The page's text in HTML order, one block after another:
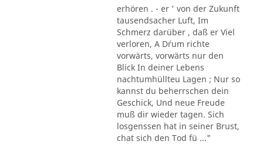
erhören . - er ' von der Zukunft
tausendsacher Luft, Im
Schmerz darüber , daß er Viel
verloren, A D´rum richte
vorwärts, vorwärts nur den
Blick In deiner Lebens
nachtumhüllteu Lagen ; Nur so
kannst du beherrschen dein
Geschick, Und neue Freude
muß dir wieder tagen. Sich
losgenssen hat in seiner Brust,
chat sich den Tod fü ..."